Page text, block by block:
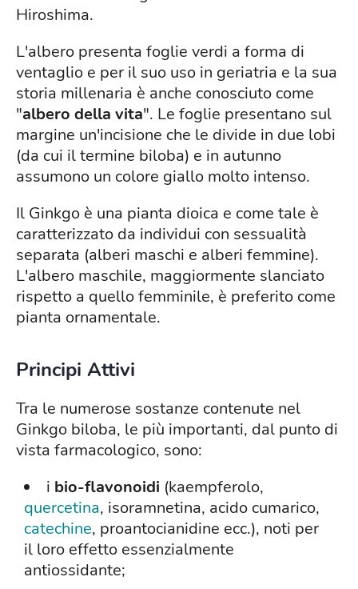
Hiroshima.
L'albero presenta foglie verdi a forma di
ventaglio e per il suo uso in geriatria e la sua
storia millenaria è anche conosciuto come
"albero della vita". Le foglie presentano sul
margine un'incisione che le divide in due lobi
(da cui il termine biloba) e in autunno
assumono un colore giallo molto intenso.
Il Ginkgo è una pianta dioica e come tale è
caratterizzato da individui con sessualità
separata (alberi maschi e alberi femmine).
L'albero maschile, maggiormente slanciato
rispetto a quello femminile, è preferito come
pianta ornamentale.
Principi Attivi
Tra le numerose sostanze contenute nel
Ginkgo biloba, le più importanti, dal punto di
vista farmacologico, sono:
i bio-flavonoidi (kaempferolo,
quercetina, isoramnetina, acido cumarico,
catechine, proantocianidine ecc.), noti per
il loro effetto essenzialmente
antiossidante;